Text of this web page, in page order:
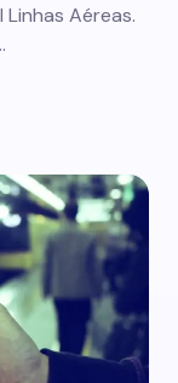
Aéreas.